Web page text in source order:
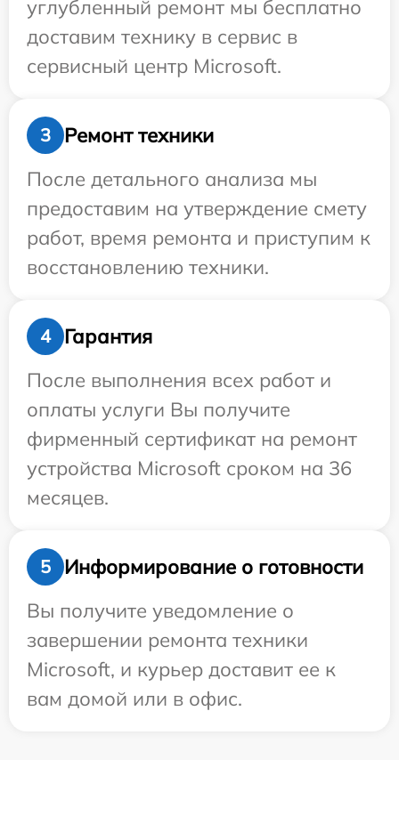
углубленный ремонт мы бесплатно
доставим технику в сервис в
сервисный центр Microsoft.
3
Ремонт техники
После детального анализа мы
предоставим на утверждение смету
работ, время ремонта и приступим к
восстановлению техники.
4
Гарантия
После выполнения всех работ и
оплаты услуги Вы получите
фирменный сертификат на ремонт
устройства Microsoft сроком на 36
месяцев.
5
Информирование о готовности
Вы получите уведомление о
завершении ремонта техники
Microsoft, и курьер доставит ее к
вам домой или в офис.